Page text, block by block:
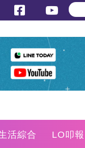
活綜合 LO叩報